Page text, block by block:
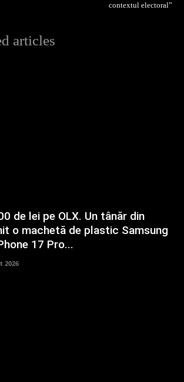
contextul electoral”
articles
de lei pe OLX. Un tânăr din
o machetă de plastic Samsung
17 Pro...
2026